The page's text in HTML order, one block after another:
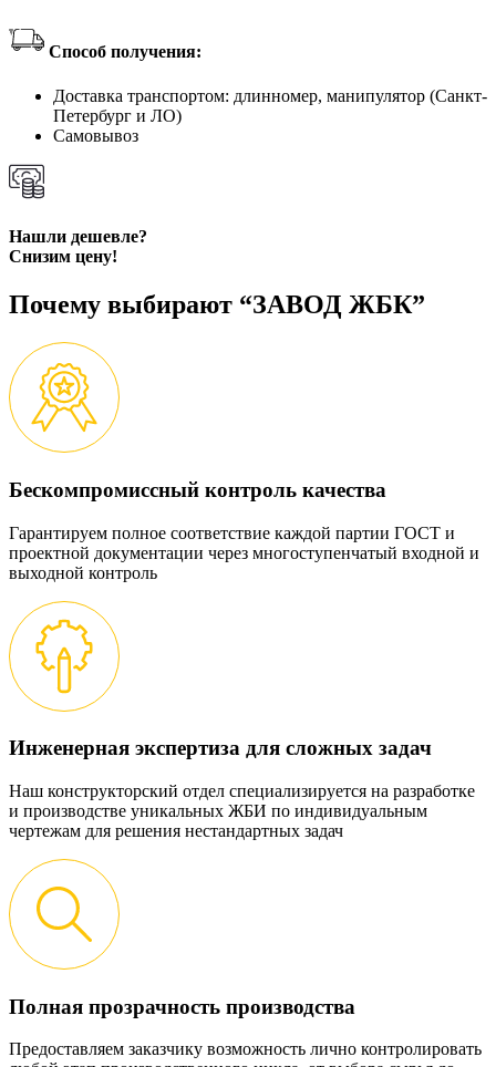
Способ получения:
Доставка транспортом: длинномер, манипулятор (Санкт-
Петербург и ЛО)
Самовывоз
Нашли дешевле?
Снизим цену!
Почему выбирают “ЗАВОД ЖБК”
Бескомпромиссный контроль качества
Гарантируем полное соответствие каждой партии ГОСТ и
проектной документации через многоступенчатый входной и
выходной контроль
Инженерная экспертиза для сложных задач
Наш конструкторский отдел специализируется на разработке
и производстве уникальных ЖБИ по индивидуальным
чертежам для решения нестандартных задач
Полная прозрачность производства
Предоставляем заказчику возможность лично контролировать